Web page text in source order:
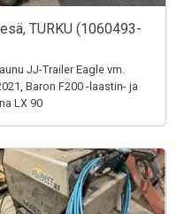
TURKU (1060493-
JJ-Trailer Eagle vm.
Baron F200 -laastin- ja
LX 90